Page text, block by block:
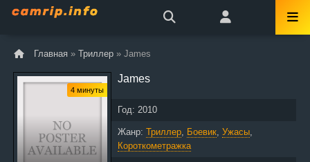
Главная » Триллер » James
4 минуты
James
Год: 2010
Жанр: Триллер, Боевик, Ужасы,
Короткометражка